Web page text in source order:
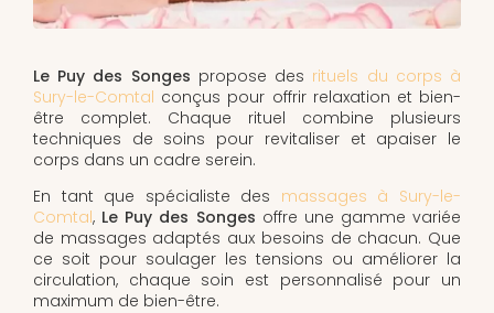
Le Puy des Songes propose des rituels du corps à
Sury-le-Comtal conçus pour offrir relaxation et bien-
être complet. Chaque rituel combine plusieurs
techniques de soins pour revitaliser et apaiser le
corps dans un cadre serein.
En tant que spécialiste des massages à Sury-le-
Comtal, Le Puy des Songes offre une gamme variée
de massages adaptés aux besoins de chacun. Que
ce soit pour soulager les tensions ou améliorer la
circulation, chaque soin est personnalisé pour un
maximum de bien-être.